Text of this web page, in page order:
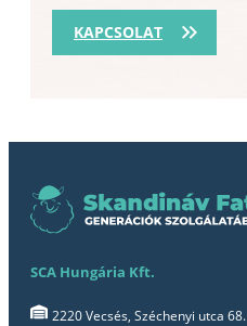
KAPCSOLAT
SCA Hungária Kft.
2220 Vecsés, Széchenyi utca 68.